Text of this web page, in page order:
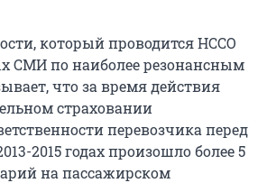
который проводится НССО
СМИ по наиболее резонансным
что за время действия
страховании
перевозчика перед
2015 годах произошло более 5
на пассажирском